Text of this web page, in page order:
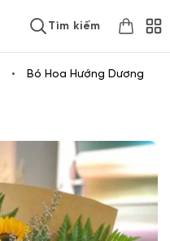
Tìm kiếm
•
Bó Hoa Hướng Dương